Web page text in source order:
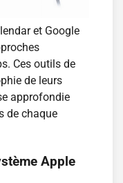
et Google
Ces outils de
de leurs
approfondie
de chaque
Apple